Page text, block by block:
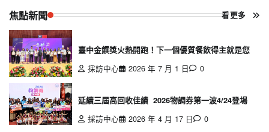
焦點新聞 看更多
臺中金饌獎火熱開跑！下一個優質餐飲得主就是您
採訪中心
2026 年 7 月 1 日 0
延續三屆高回收佳績 2026物調券第一波4/24登場
採訪中心
2026 年 4 月 17 日 0